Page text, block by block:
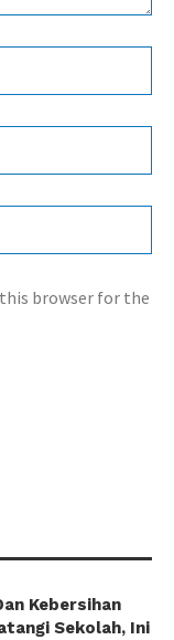
browser for the
Kebersihan
Sekolah, Ini